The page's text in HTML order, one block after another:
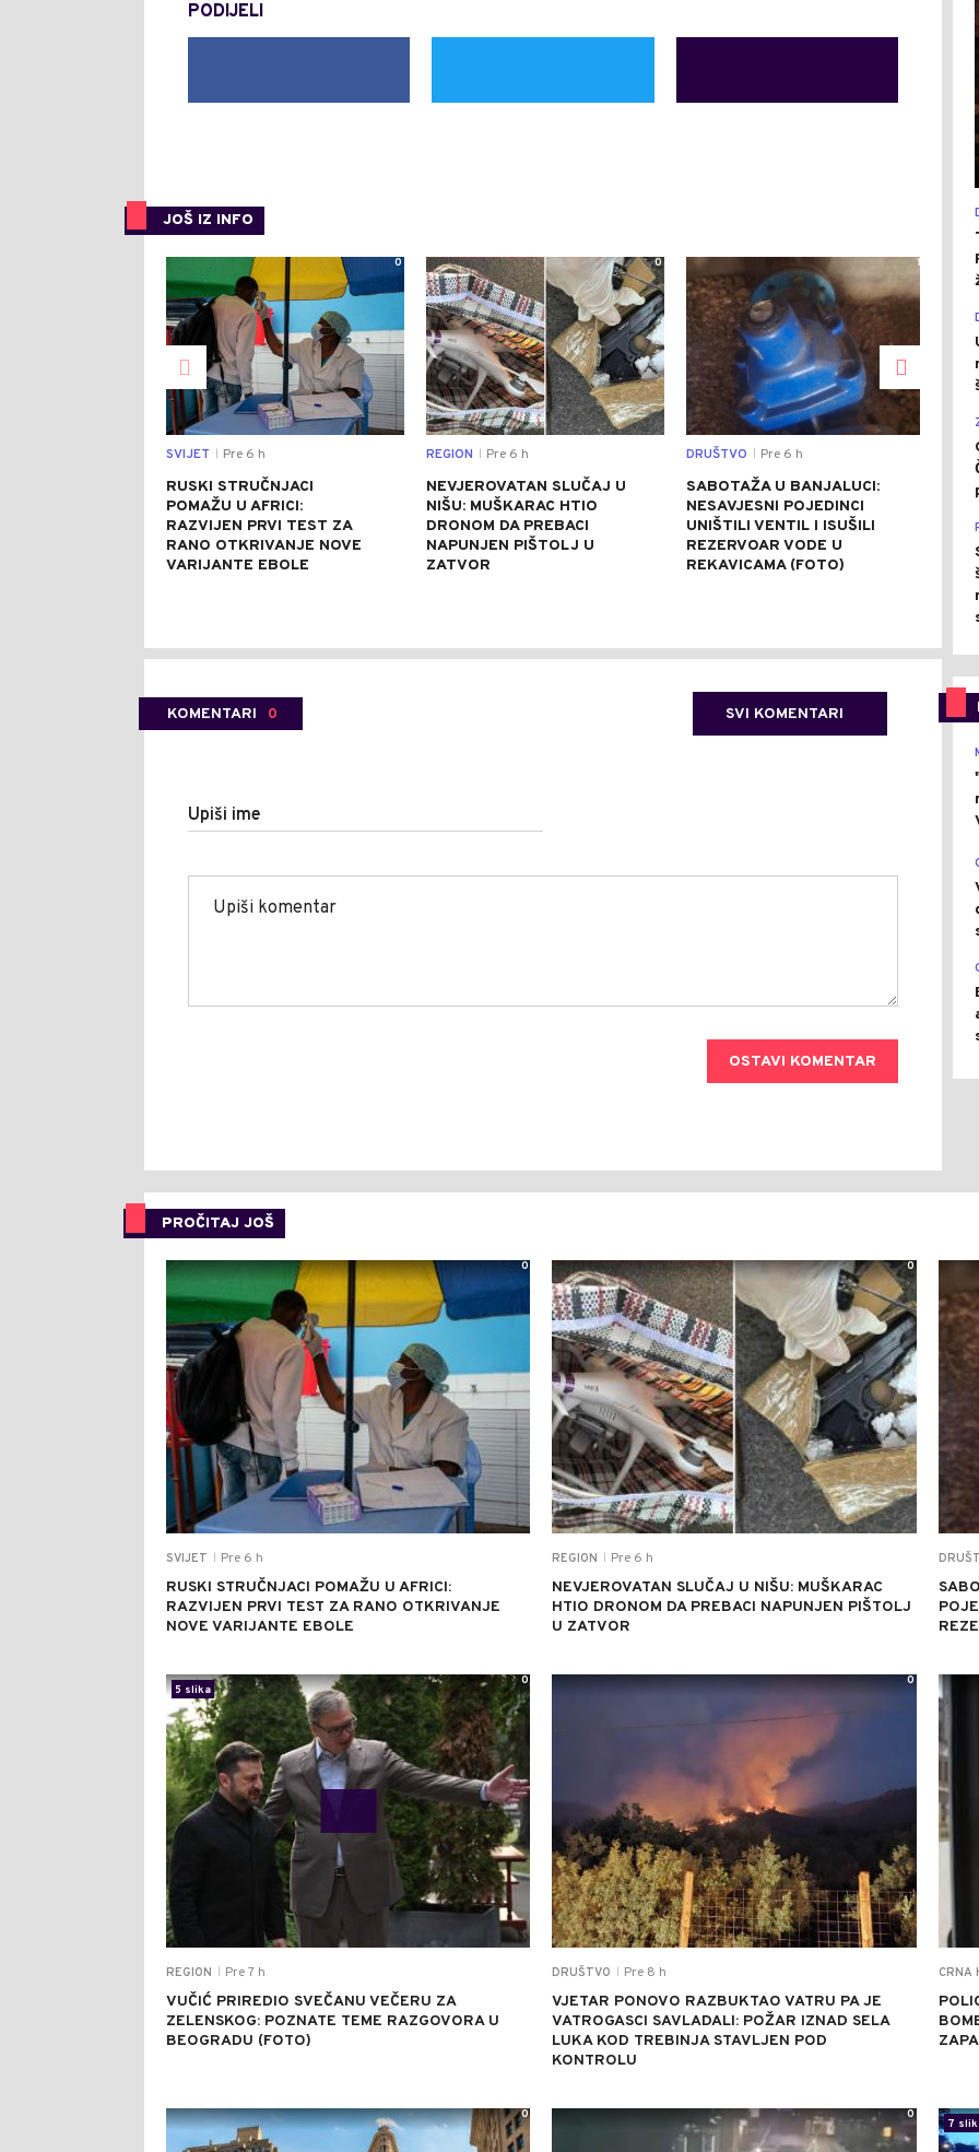
PODIJELI
JOŠ IZ INFO
0
SVIJET Pre 6 h
RUSKI STRUČNJACI
POMAŽU U AFRICI:
RAZVIJEN PRVI TEST ZA
RANO OTKRIVANJE NOVE
VARIJANTE EBOLE
0
REGION Pre 6 h
NEVJEROVATAN SLUČAJ U
NIŠU: MUŠKARAC HTIO
DRONOM DA PREBACI
NAPUNJEN PIŠTOLJ U
ZATVOR
1
DRUŠTVO Pre 6 h
SABOTAŽA U BANJALUCI:
NESAVJESNI POJEDINCI
UNIŠTILI VENTIL I ISUŠILI
REZERVOAR VODE U
REKAVICAMA (FOTO)
KOMENTARI 0 SVI KOMENTARI
Upiši ime
OSTAVI KOMENTAR
PROČITAJ JOŠ
SVIJET Pre 6 h
RUSKI STRUČNJACI POMAŽU U AFRICI:
RAZVIJEN PRVI TEST ZA RANO OTKRIVANJE
NOVE VARIJANTE EBOLE
0
REGION Pre 6 h
NEVJEROVATAN SLUČAJ U NIŠU: MUŠKARAC
HTIO DRONOM DA PREBACI NAPUNJEN PIŠTOLJ
U ZATVOR
0
REGION Pre 7 h
VUČIĆ PRIREDIO SVEČANU VEČERU ZA
ZELENSKOG: POZNATE TEME RAZGOVORA U
BEOGRADU (FOTO)
5 slika
0
DRUŠTVO Pre 8 h
VJETAR PONOVO RAZBUKTAO VATRU PA JE
VATROGASCI SAVLADALI: POŽAR IZNAD SELA
LUKA KOD TREBINJA STAVLJEN POD
KONTROLU
0
CRNA
0 0
7